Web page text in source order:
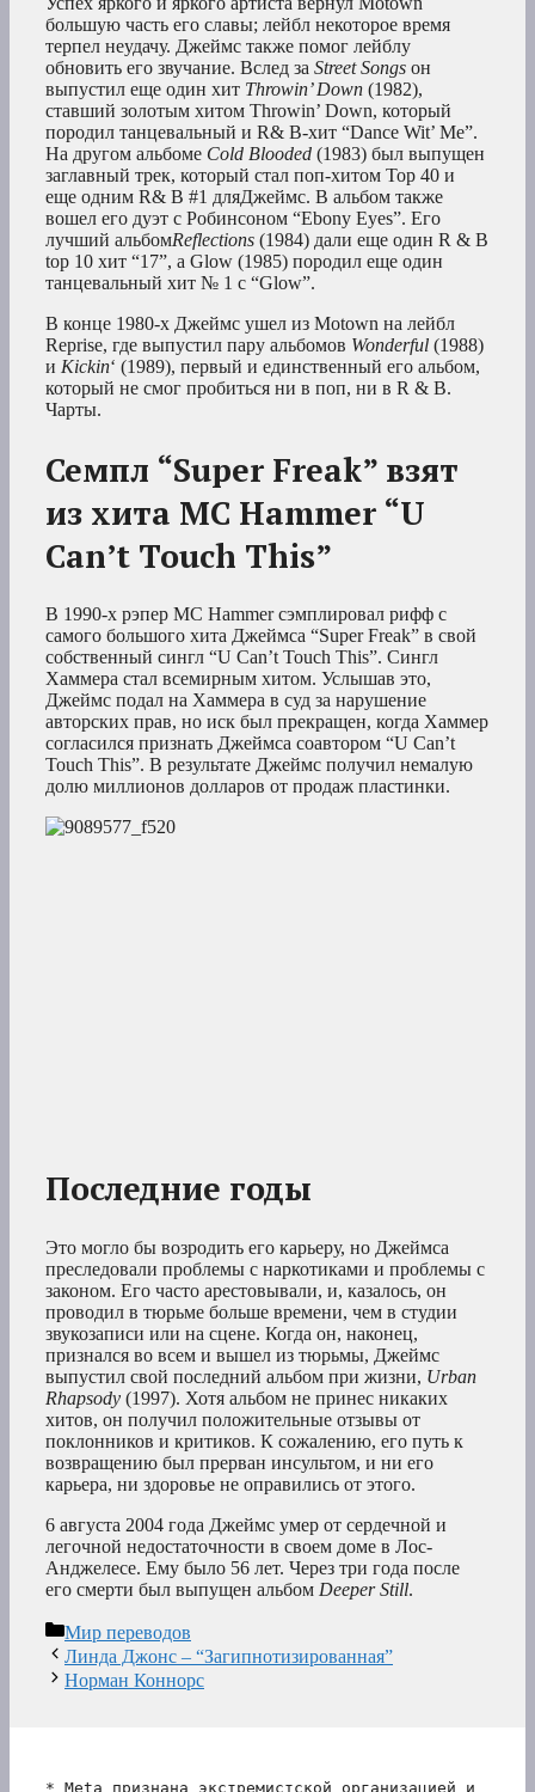
большую часть его славы; лейбл некоторое время
терпел неудачу. Джеймс также помог лейблу
обновить его звучание. Вслед за Street Songs он
выпустил еще один хит Throwin’ Down (1982),
ставший золотым хитом Throwin’ Down, который
породил танцевальный и R& B-хит “Dance Wit’ Me”.
На другом альбоме Cold Blooded (1983) был выпущен
заглавный трек, который стал поп-хитом Top 40 и
еще одним R& B #1 дляДжеймс. В альбом также
вошел его дуэт с Робинсоном “Ebony Eyes”. Его
лучший альбомReflections (1984) дали еще один R & B
top 10 хит “17”, а Glow (1985) породил еще один
танцевальный хит № 1 с “Glow”.
В конце 1980-х Джеймс ушел из Motown на лейбл
Reprise, где выпустил пару альбомов Wonderful (1988)
и Kickin‘ (1989), первый и единственный его альбом,
который не смог пробиться ни в поп, ни в R & B.
Чарты.
Семпл “Super Freak” взят
из хита MC Hammer “U
Can’t Touch This”
В 1990-х рэпер MC Hammer сэмплировал рифф с
самого большого хита Джеймса “Super Freak” в свой
собственный сингл “U Can’t Touch This”. Сингл
Хаммера стал всемирным хитом. Услышав это,
Джеймс подал на Хаммера в суд за нарушение
авторских прав, но иск был прекращен, когда Хаммер
согласился признать Джеймса соавтором “U Can’t
Touch This”. В результате Джеймс получил немалую
долю миллионов долларов от продаж пластинки.
Последние годы
Это могло бы возродить его карьеру, но Джеймса
преследовали проблемы с наркотиками и проблемы с
законом. Его часто арестовывали, и, казалось, он
проводил в тюрьме больше времени, чем в студии
звукозаписи или на сцене. Когда он, наконец,
признался во всем и вышел из тюрьмы, Джеймс
выпустил свой последний альбом при жизни, Urban
Rhapsody (1997). Хотя альбом не принес никаких
хитов, он получил положительные отзывы от
поклонников и критиков. К сожалению, его путь к
возвращению был прерван инсультом, и ни его
карьера, ни здоровье не оправились от этого.
6 августа 2004 года Джеймс умер от сердечной и
легочной недостаточности в своем доме в Лос-
Анджелесе. Ему было 56 лет. Через три года после
его смерти был выпущен альбом Deeper Still.
Рубрики
Мир переводов
Линда Джонс – “Загипнотизированная”
Норман Коннорс
* Meta признана экстремистской организацией и